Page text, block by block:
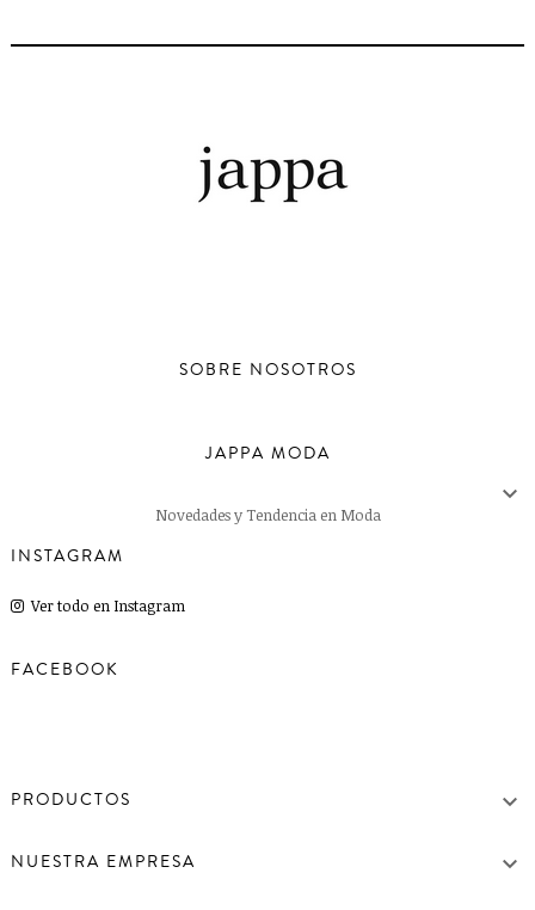
SOBRE NOSOTROS
JAPPA MODA

Novedades y Tendencia en Moda
INSTAGRAM
Ver todo en Instagram
FACEBOOK
PRODUCTOS 
NUESTRA EMPRESA 